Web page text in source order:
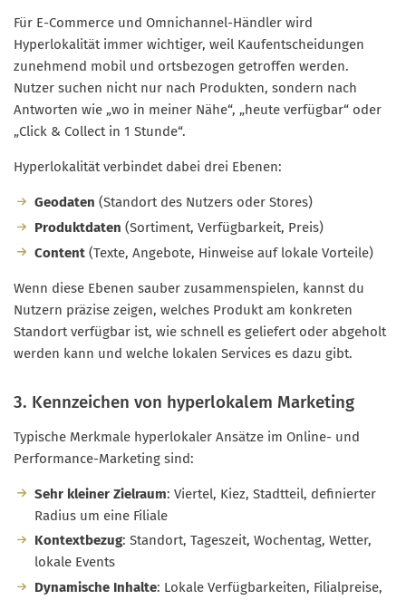
Für E-Commerce und Omnichannel-Händler wird
Hyperlokalität immer wichtiger, weil Kaufentscheidungen
zunehmend mobil und ortsbezogen getroffen werden.
Nutzer suchen nicht nur nach Produkten, sondern nach
Antworten wie „wo in meiner Nähe“, „heute verfügbar“ oder
„Click & Collect in 1 Stunde“.
Hyperlokalität verbindet dabei drei Ebenen:
Geodaten (Standort des Nutzers oder Stores)
Produktdaten (Sortiment, Verfügbarkeit, Preis)
Content(Texte, Angebote, Hinweise auf lokale Vorteile)
Wenn diese Ebenen sauber zusammenspielen, kannst du
Nutzern präzise zeigen, welches Produkt am konkreten
Standort verfügbar ist, wie schnell es geliefert oder abgeholt
werden kann und welche lokalen Services es dazu gibt.
3. Kennzeichen von hyperlokalem Marketing
Typische Merkmale hyperlokaler Ansätze im Online- und
Performance-Marketing sind:
Sehr kleiner Zielraum: Viertel, Kiez, Stadtteil, definierter
Radius um eine Filiale
Kontextbezug: Standort, Tageszeit, Wochentag, Wetter,
lokale Events
Dynamische Inhalte: Lokale Verfügbarkeiten, Filialpreise,